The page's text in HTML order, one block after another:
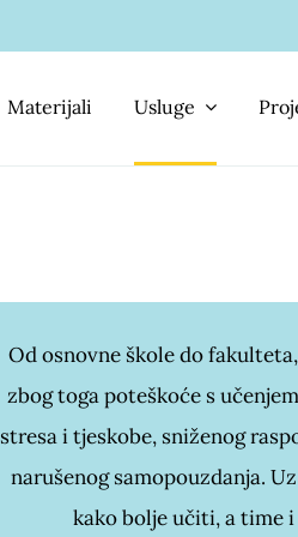
Materijali Usluge
Od osnovne škole do
zbog toga poteškoće s
stresa i tjeskobe, sniženog
narušenog samopouzdanja.
kako bolje učiti, a time